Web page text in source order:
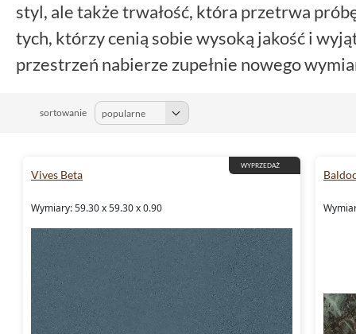
styl, ale także trwałość, która przetrwa
tych, którzy cenią sobie wysoką jakość i
przestrzeń nabierze zupełnie nowego
sortowanie
WYPRZEDAŻ
Vives Beta
Wymiary: 59.30 x 59.30 x 0.90